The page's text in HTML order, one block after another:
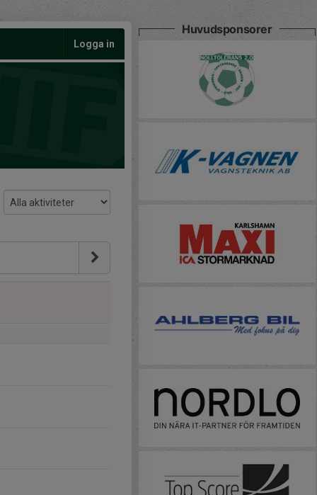
Logga in
Huvudsponsorer